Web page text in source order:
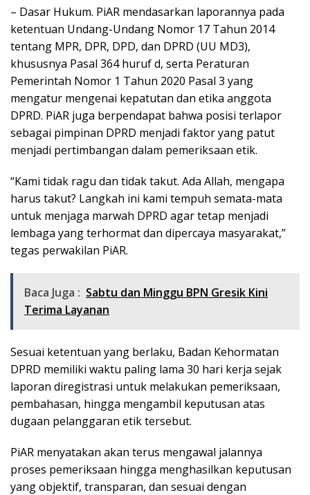
– Dasar Hukum. PiAR mendasarkan laporannya pada
ketentuan Undang-Undang Nomor 17 Tahun 2014
tentang MPR, DPR, DPD, dan DPRD (UU MD3),
khususnya Pasal 364 huruf d, serta Peraturan
Pemerintah Nomor 1 Tahun 2020 Pasal 3 yang
mengatur mengenai kepatutan dan etika anggota
DPRD. PiAR juga berpendapat bahwa posisi terlapor
sebagai pimpinan DPRD menjadi faktor yang patut
menjadi pertimbangan dalam pemeriksaan etik.
“Kami tidak ragu dan tidak takut. Ada Allah, mengapa
harus takut? Langkah ini kami tempuh semata-mata
untuk menjaga marwah DPRD agar tetap menjadi
lembaga yang terhormat dan dipercaya masyarakat,”
tegas perwakilan PiAR.
Baca Juga : Sabtu dan Minggu BPN Gresik Kini
Terima Layanan
Sesuai ketentuan yang berlaku, Badan Kehormatan
DPRD memiliki waktu paling lama 30 hari kerja sejak
laporan diregistrasi untuk melakukan pemeriksaan,
pembahasan, hingga mengambil keputusan atas
dugaan pelanggaran etik tersebut.
PiAR menyatakan akan terus mengawal jalannya
proses pemeriksaan hingga menghasilkan keputusan
yang objektif, transparan, dan sesuai dengan